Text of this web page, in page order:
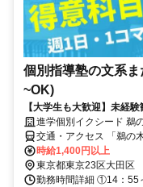
個別指導塾の文系
~OK)
【大学生も大歓迎】未経
進学個別イクシード 鵜
交通・アクセス 「鵜の
時給1,400円以上
東京都東京23区大田区
勤務時間詳細 ①14：